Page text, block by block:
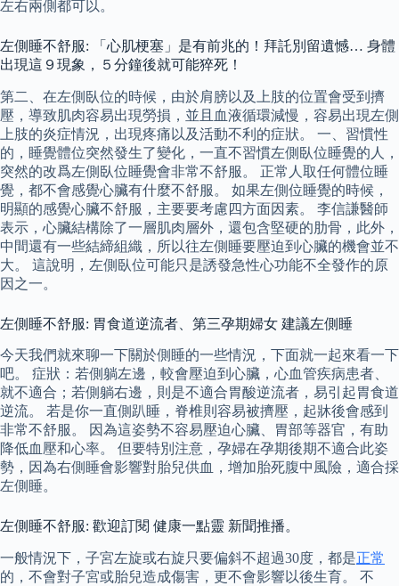
左右兩側都可以。
左側睡不舒服: 「心肌梗塞」是有前兆的！拜託別留遺憾… 身體
出現這９現象，５分鐘後就可能猝死！
第二、在左側臥位的時候，由於肩膀以及上肢的位置會受到擠
壓，導致肌肉容易出現勞損，並且血液循環減慢，容易出現左側
上肢的炎症情況，出現疼痛以及活動不利的症狀。 一、習慣性
的，睡覺體位突然發生了變化，一直不習慣左側臥位睡覺的人，
突然的改爲左側臥位睡覺會非常不舒服。 正常人取任何體位睡
覺，都不會感覺心臟有什麼不舒服。 如果左側位睡覺的時候，
明顯的感覺心臟不舒服，主要要考慮四方面因素。 李信謙醫師
表示，心臟結構除了一層肌肉層外，還包含堅硬的肋骨，此外，
中間還有一些結締組織，所以往左側睡要壓迫到心臟的機會並不
大。 這說明，左側臥位可能只是誘發急性心功能不全發作的原
因之一。
左側睡不舒服: 胃食道逆流者、第三孕期婦女 建議左側睡
今天我們就來聊一下關於側睡的一些情況，下面就一起來看一下
吧。 症狀：若側躺左邊，較會壓迫到心臟，心血管疾病患者、
就不適合；若側躺右邊，則是不適合胃酸逆流者，易引起胃食道
逆流。 若是你一直側趴睡，脊椎則容易被擠壓，起牀後會感到
非常不舒服。 因為這姿勢不容易壓迫心臟、胃部等器官，有助
降低血壓和心率。 但要特別注意，孕婦在孕期後期不適合此姿
勢，因為右側睡會影響對胎兒供血，增加胎死腹中風險，適合採
左側睡。
左側睡不舒服: 歡迎訂閱 健康一點靈 新聞推播。
一般情況下，子宮左旋或右旋只要偏斜不超過30度，都是正常
的，不會對子宮或胎兒造成傷害，更不會影響以後生育。 不